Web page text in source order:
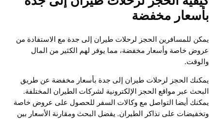
بأسعار مخفضة
يمكن للمسافرين الحجز لرحلات طيران إلى جدة مع الاستفادة من
عروض خاصة وأسعار مخفضة، مما يوفر لهم الكثير من المال
والوقت.
يمكنك الحجز لرحلات طيران إلى جدة بأسعار مخفضة عن طريق
البحث عبر مواقع الحجز الإلكترونية لشركات الطيران المختلفة.
يمكنك أيضا التواصل مع وكالات السفر للحصول على عروض خاصة
وتخفيضات على تذاكر الطيران. يفضل البحث ومقارنة الأسعار بين